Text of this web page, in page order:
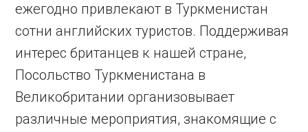
ежегодно привлекают в Туркменистан
сотни английских туристов. Поддерживая
интерес британцев к нашей стране,
Посольство Туркменистана в
Великобритании организовывает
различные мероприятия, знакомящие с